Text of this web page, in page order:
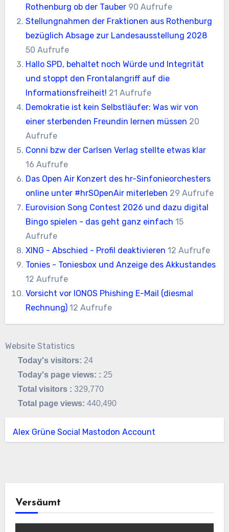
Rothenburg ob der Tauber 90 Aufrufe
Stellungnahmen der Fraktionen aus Rothenburg
bezüglich Absage zur Landesausstellung 2028
50 Aufrufe
Hallo SPD, behaltet noch Würde und Integrität
und stoppt den Frontalangriff auf die
Informationsfreiheit! 21 Aufrufe
Demokratie ist kein Selbstläufer: Was wir von
einer sterbenden Freundin lernen müssen 20
Aufrufe
Conni bzw der Carlsen Verlag stellte etwas klar
16 Aufrufe
Das Open Air Konzert des hr-Sinfonieorchesters
online unter #hrSOpenAir miterleben 29 Aufrufe
Eurovision Song Contest 2026 und dazu digital
Bingo spielen - das geht ganz einfach 15
Aufrufe
XING - Abschied - Profil deaktivieren 12 Aufrufe
Tonies - Toniesbox und Anzeige des Akkustandes
12 Aufrufe
Vorsicht vor IONOS Phishing E-Mail (diesmal
Rechnung) 12 Aufrufe
Website Statistics
Today's visitors: 24
Today's page views: : 25
Total visitors :329,770
Total page views:440,490
Alex Grüne Social Mastodon Account
Versäumt